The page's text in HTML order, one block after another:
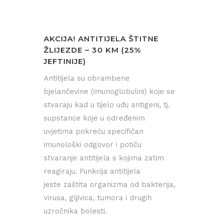
AKCIJA! ANTITIJELA ŠTITNE
ŽLIJEZDE – 30 KM (25%
JEFTINIJE)
Antitijela su obrambene
bjelančevine (imunoglobulini) koje se
stvaraju kad u tijelo uđu antigeni, tj.
supstance koje u određenim
uvjetima pokreću specifičan
imunološki odgovor i potiču
stvaranje antitijela s kojima zatim
reagiraju. Funkcija antitijela
jeste zaštita organizma od bakterija,
virusa, gljivica, tumora i drugih
uzročnika bolesti.